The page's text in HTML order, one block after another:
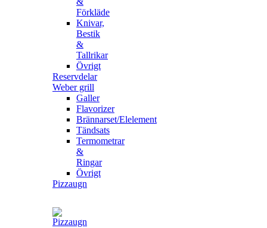
Förkläde
Knivar,
Bestik
&
Tallrikar
Övrigt
Reservdelar
Weber grill
Galler
Flavorizer
Brännarset/Elelement
Tändsats
Termometrar
&
Ringar
Övrigt
Pizzaugn